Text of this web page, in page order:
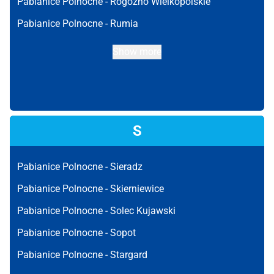
Pabianice Polnocne - Rumia
S
Pabianice Polnocne -Sieradz
Pabianice Polnocne -Skierniewice
Pabianice Polnocne -Solec Kujawski
Pabianice Polnocne -Sopot
Pabianice Polnocne -Stargard